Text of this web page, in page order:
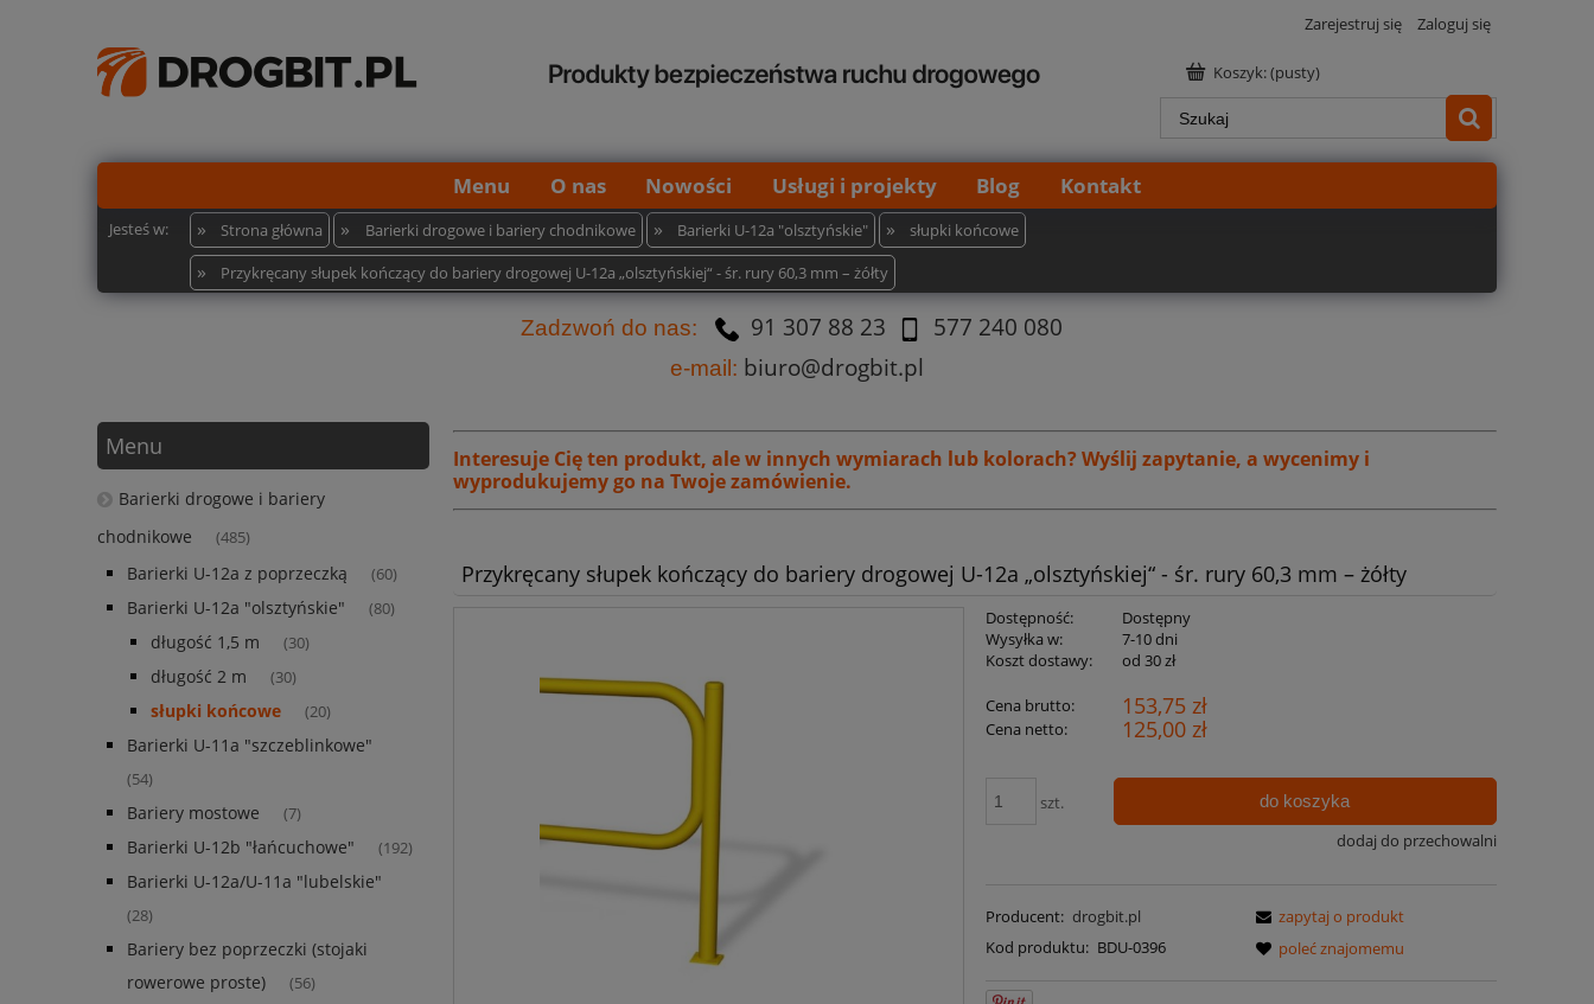
Zarejestruj się Zaloguj się
Koszyk:(pusty)
Menu O nas Nowości Usługi i projekty Blog Kontakt
Jesteś w: » Strona główna » Barierki drogowe i bariery chodnikowe » Barierki U-12a "olsztyńskie" » słupki końcowe
» Przykręcany słupek kończący do bariery drogowej U-12a „olsztyńskiej“ - śr. rury 60,3 mm – żółty
Zadzwoń do nas: 91 307 88 23 577 240 080
e-mail: biuro@drogbit.pl
Menu
Barierki drogowe i bariery
chodnikowe
(485)
Barierki U-12a z poprzeczką (60)
Barierki U-12a "olsztyńskie" (80)
długość 1,5 m (30)
długość 2 m (30)
słupki końcowe (20)
Barierki U-11a "szczeblinkowe"
(54)
Bariery mostowe (7)
Barierki U-12b "łańcuchowe" (192)
Barierki U-12a/U-11a "lubelskie"
(28)
Bariery bez poprzeczki (stojaki
rowerowe proste)
(56)
Interesuje Cię ten produkt, ale w innych wymiarach lub kolorach? Wyślij zapytanie, a wycenimy i
wyprodukujemy go na Twoje zamówienie.
Przykręcany słupek kończący do bariery drogowej U-12a „olsztyńskiej“ - śr. rury 60,3 mm – żółty
Dostępność:
Dostępny
Wysyłka w:
7-10 dni
Koszt dostawy:
od 30 zł
Cena brutto: 153,75 zł
Cena netto: 125,00 zł
szt. do koszyka
dodaj do przechowalni
Producent: drogbit.pl
Kod produktu: BDU-0396
zapytaj o produkt
poleć znajomemu